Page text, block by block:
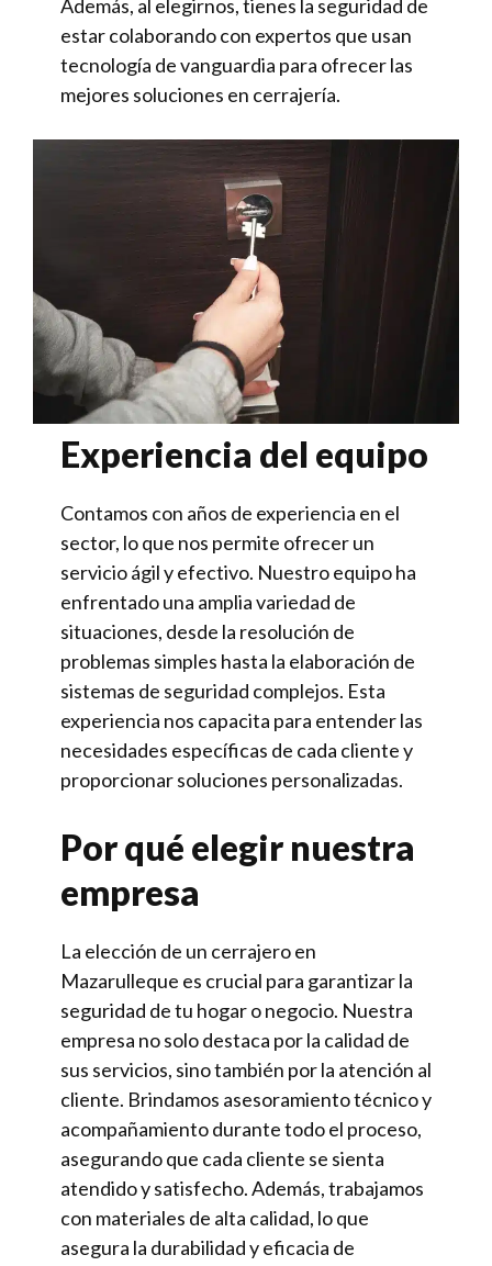
Además, al elegirnos, tienes la seguridad de
estar colaborando con expertos que usan
tecnología de vanguardia para ofrecer las
mejores soluciones en cerrajería.
Experiencia del equipo
Contamos con años de experiencia en el
sector, lo que nos permite ofrecer un
servicio ágil y efectivo. Nuestro equipo ha
enfrentado una amplia variedad de
situaciones, desde la resolución de
problemas simples hasta la elaboración de
sistemas de seguridad complejos. Esta
experiencia nos capacita para entender las
necesidades específicas de cada cliente y
proporcionar soluciones personalizadas.
Por qué elegir nuestra
empresa
La elección de un cerrajero en
Mazarulleque es crucial para garantizar la
seguridad de tu hogar o negocio. Nuestra
empresa no solo destaca por la calidad de
sus servicios, sino también por la atención al
cliente. Brindamos asesoramiento técnico y
acompañamiento durante todo el proceso,
asegurando que cada cliente se sienta
atendido y satisfecho. Además, trabajamos
con materiales de alta calidad, lo que
asegura la durabilidad y eficacia de